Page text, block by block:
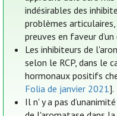
indésirables des
problèmes
preuves en faveur
Les inhibiteurs de
selon le RCP, dans le
hormonaux positifs
Folia de janvier 2021].
Il n' y a pas